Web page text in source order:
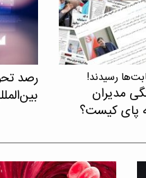
رسیدند!
مدیران
پای کیست؟
رصد